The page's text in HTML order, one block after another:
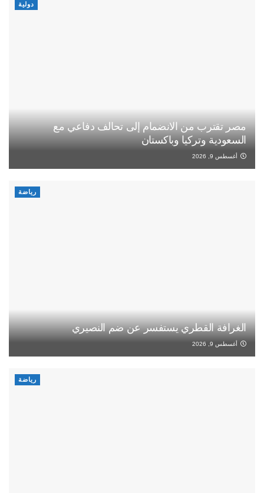
دولية
مصر تقترب من الانضمام إلى تحالف دفاعي مع
السعودية وتركيا وباكستان
أغسطس 9, 2026
رياضة
الغرافة القطري يستفسر عن ضم النصيري
أغسطس 9, 2026
رياضة